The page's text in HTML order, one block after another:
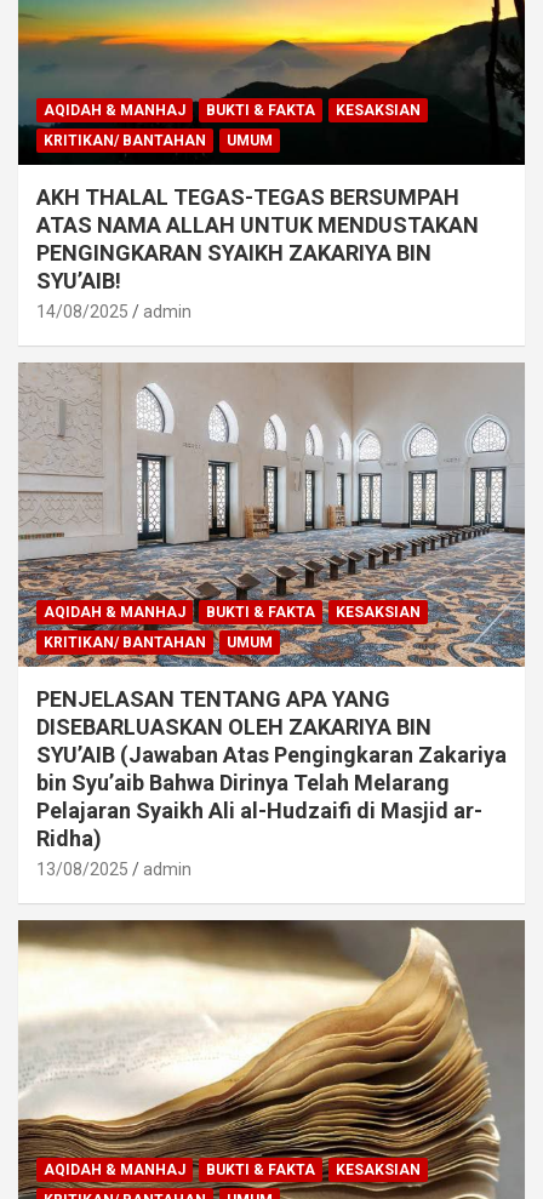
AQIDAH & MANHAJ BUKTI & FAKTA
KESAKSIAN
KRITIKAN/ BANTAHAN
UMUM
AKH THALAL TEGAS-TEGAS BERSUMPAH
ATAS NAMA ALLAH UNTUK MENDUSTAKAN
PENGINGKARAN SYAIKH ZAKARIYA BIN
SYU’AIB!
14/08/2025 admin
AQIDAH & MANHAJ BUKTI & FAKTA
KESAKSIAN
KRITIKAN/ BANTAHAN
UMUM
PENJELASAN TENTANG APA YANG
DISEBARLUASKAN OLEH ZAKARIYA BIN
SYU’AIB (Jawaban Atas Pengingkaran Zakariya
bin Syu’aib Bahwa Dirinya Telah Melarang
Pelajaran Syaikh Ali al-Hudzaifi di Masjid ar-
Ridha)
13/08/2025 admin
AQIDAH & MANHAJ BUKTI & FAKTA
KESAKSIAN